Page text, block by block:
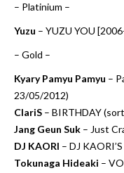
– Platinium –
Yuzu – YUZU YOU
– Gold –
Kyary Pamyu Pamyu –
23/05/2012)
ClariS – BIRTHDAY
Jang Geun Suk – Just
DJ KAORI – DJ
Tokunaga Hideaki –